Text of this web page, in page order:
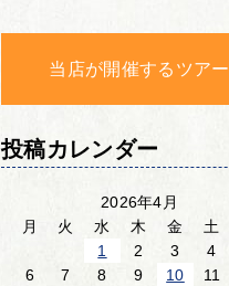
当店が開催するツアー
投稿カレンダー
2026年4月
月
火 水 木 金 土
1
2 3 4
6
7 8 9 10 11